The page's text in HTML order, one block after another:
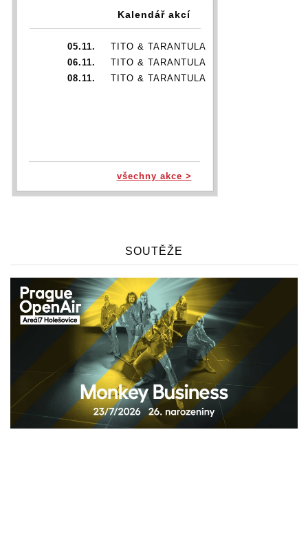
Kalendář akcí
05.11.
TITO & TARANTULA
06.11.
TITO & TARANTULA
08.11.
TITO & TARANTULA
všechny akce >
SOUTĚŽE